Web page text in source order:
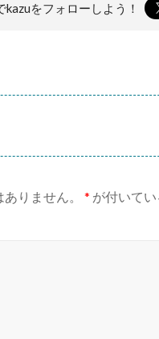
kazuをフォローしよう！
りません。 * が付いて